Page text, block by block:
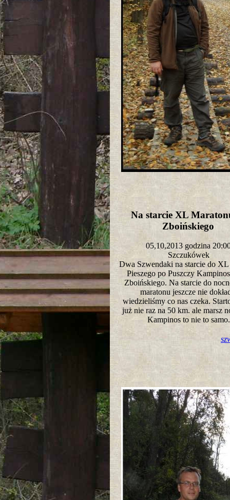
Na starcie XL
Zboińskiego
05,10,2013 godzina
Szczukówek
Dwa Szwendaki na starcie do
Pieszego po Puszczy
Zboińskiego. Na starcie do
maratonu jeszcze nie
wiedzieliśmy co nas czeka.
już nie raz na 50 km. ale marsz
Kampinos to nie to